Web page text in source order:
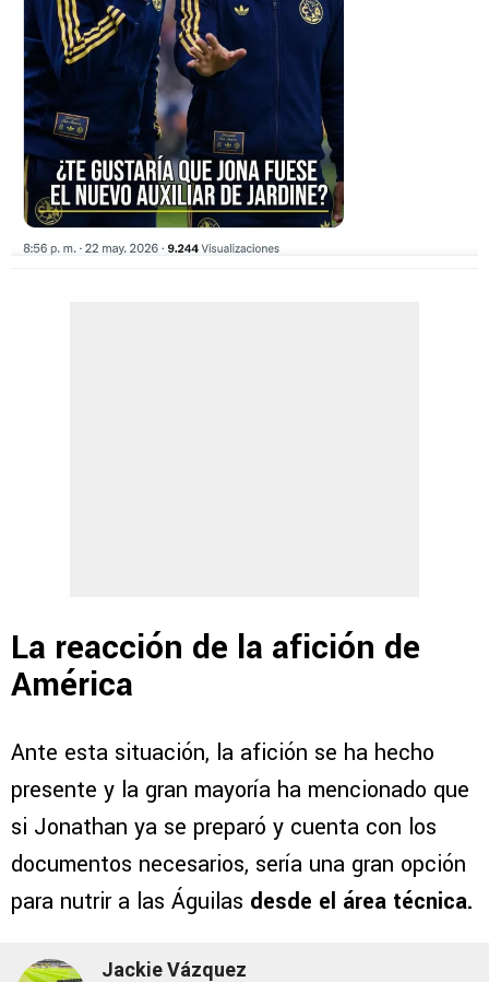
La reacción de la afición de
América
Ante esta situación, la afición se ha hecho
presente y la gran mayoría ha mencionado que
si Jonathan ya se preparó y cuenta con los
documentos necesarios, sería una gran opción
para nutrir a las Águilas desde el área técnica.
Jackie Vázquez